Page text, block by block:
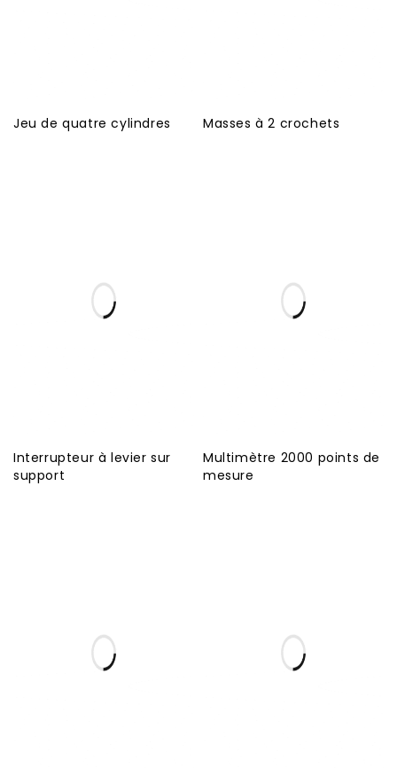
Jeu de quatre cylindres Masses à 2 crochets
Interrupteur à levier sur
support
Multimètre 2000 points de
mesure